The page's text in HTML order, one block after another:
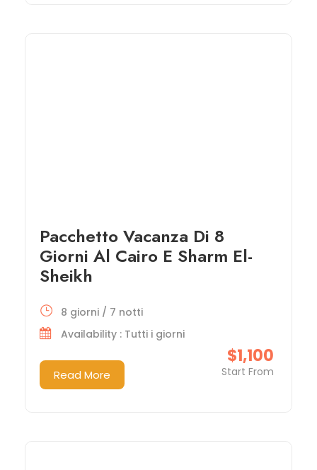
Pacchetto Vacanza Di 8
Giorni Al Cairo E Sharm El-
Sheikh
$1,100
Start From
8 giorni / 7 notti
Availability : Tutti i giorni
Read More